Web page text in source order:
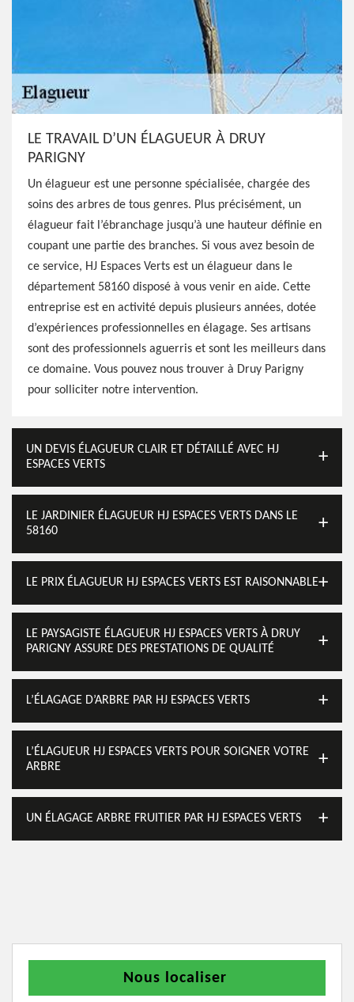
LE TRAVAIL D’UN ÉLAGUEUR À DRUY
PARIGNY
Un élagueur est une personne spécialisée, chargée des
soins des arbres de tous genres. Plus précisément, un
élagueur fait l’ébranchage jusqu’à une hauteur définie en
coupant une partie des branches. Si vous avez besoin de
ce service, HJ Espaces Verts est un élagueur dans le
département 58160 disposé à vous venir en aide. Cette
entreprise est en activité depuis plusieurs années, dotée
d’expériences professionnelles en élagage. Ses artisans
sont des professionnels aguerris et sont les meilleurs dans
ce domaine. Vous pouvez nous trouver à Druy Parigny
pour solliciter notre intervention.
UN DEVIS ÉLAGUEUR CLAIR ET DÉTAILLÉ AVEC HJ
ESPACES VERTS
LE JARDINIER ÉLAGUEUR HJ ESPACES VERTS DANS LE
58160
LE PRIX ÉLAGUEUR HJ ESPACES VERTS EST RAISONNABLE
LE PAYSAGISTE ÉLAGUEUR HJ ESPACES VERTS À DRUY
PARIGNY ASSURE DES PRESTATIONS DE QUALITÉ
L’ÉLAGAGE D’ARBRE PAR HJ ESPACES VERTS
L’ÉLAGUEUR HJ ESPACES VERTS POUR SOIGNER VOTRE
ARBRE
UN ÉLAGAGE ARBRE FRUITIER PAR HJ ESPACES VERTS
Nous localiser